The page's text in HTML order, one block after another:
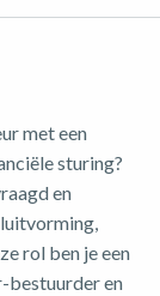
met een
sturing?
en
rol ben je een
bestuurder en